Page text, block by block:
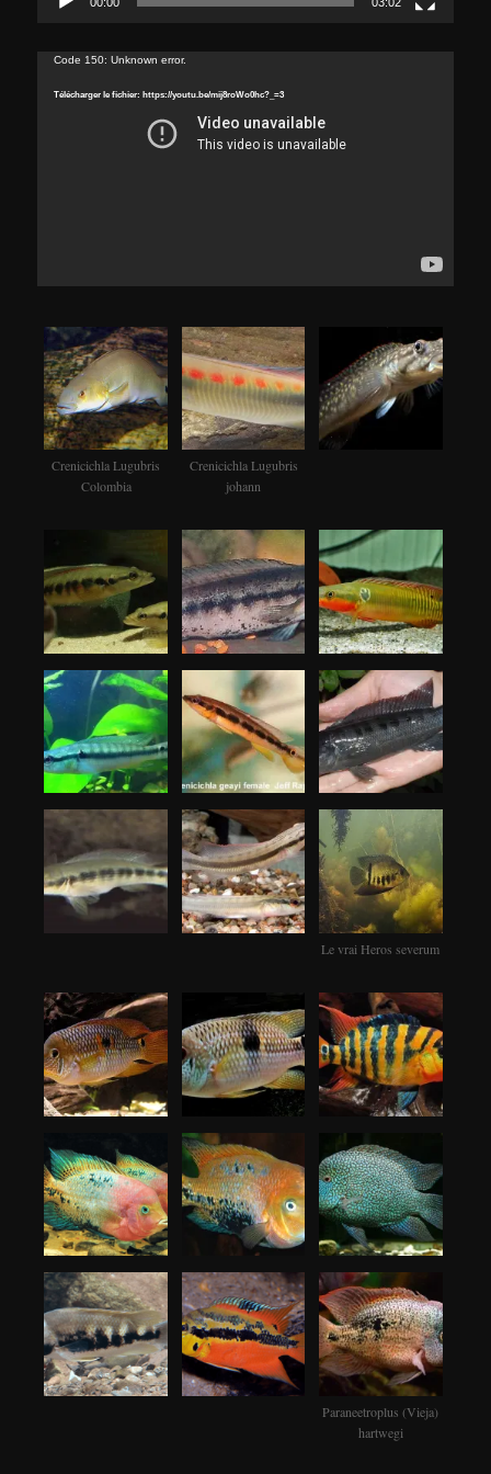
Lecteur
Code 150: Unknown error.
Télécharger le fichier: https://youtu.be/mij8roWo0hc?_=3
Crenicichla Lugubris
Colombia
Crenicichla Lugubris
johann
Le vrai Heros severum
Paraneetroplus (Vieja)
hartwegi